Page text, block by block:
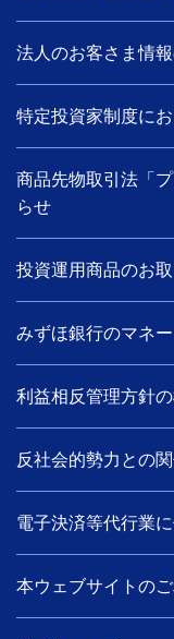
法人のお客さま情
特定投資家制度に
商品先物取引法「
らせ
投資運用商品のお
みずほ銀行のマネ
利益相反管理方針
反社会的勢力との
電子決済等代行業
本ウェブサイトの